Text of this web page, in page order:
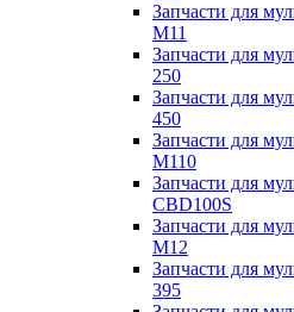
Запчасти для
M11
Запчасти для
250
Запчасти для
450
Запчасти для
M110
Запчасти для
CBD100S
Запчасти для
M12
Запчасти для
395